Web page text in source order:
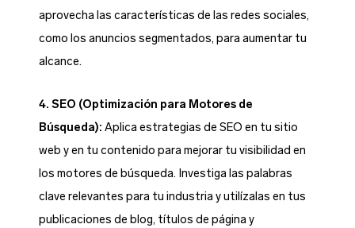
aprovecha las características de las redes sociales,
como los anuncios segmentados, para aumentar tu
alcance.
4. SEO (Optimización para Motores de
Búsqueda): Aplica estrategias de SEO en tu sitio
web y en tu contenido para mejorar tu visibilidad en
los motores de búsqueda. Investiga las palabras
clave relevantes para tu industria y utilízalas en tus
publicaciones de blog, títulos de página y